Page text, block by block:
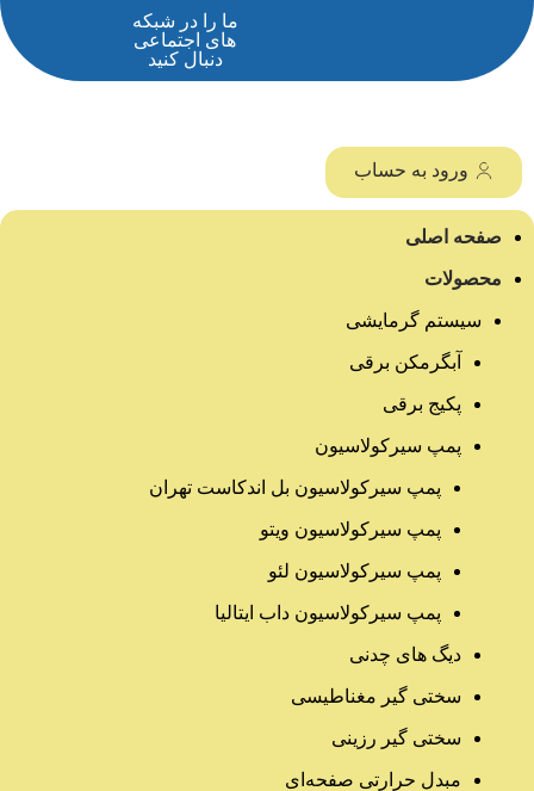
ما را در شبکه
های اجتماعی
دنبال کنید
ورود به حساب
صفحه اصلی
محصولات
سیستم گرمایشی
آبگرمکن برقی
پکیج برقی
پمپ سیرکولاسیون
پمپ سیرکولاسیون بل اندکاست تهران
پمپ سیرکولاسیون ویتو
پمپ سیرکولاسیون لئو
پمپ سیرکولاسیون داب ایتالیا
دیگ های چدنی
سختی گیر مغناطیسی
سختی گیر رزینی
مبدل حرارتی صفحه‌ای